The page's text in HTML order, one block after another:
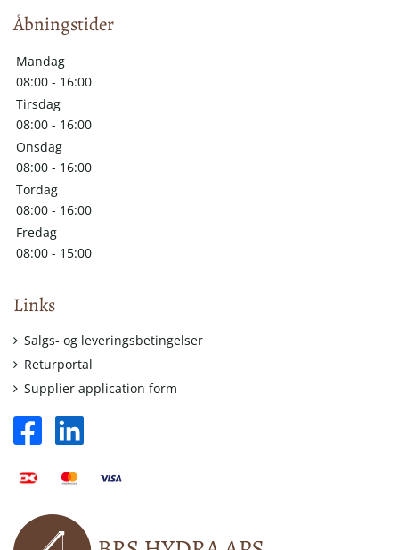
Åbningstider
Mandag
08:00 - 16:00
Tirsdag
08:00 - 16:00
Onsdag
08:00 - 16:00
Tordag
08:00 - 16:00
Fredag
08:00 - 15:00
Links
Salgs- og leveringsbetingelser
Returportal
Supplier application form
facebook
square